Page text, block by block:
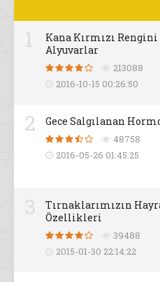
Kana Kırmızı
Alyuvarlar
213088
2016-10-15 00:26:50
2 Gece Salgılanan
48758
2016-05-26 01:45:25
Tırnaklarımızın
Özellikleri
39488
2015-01-30 22:14:22